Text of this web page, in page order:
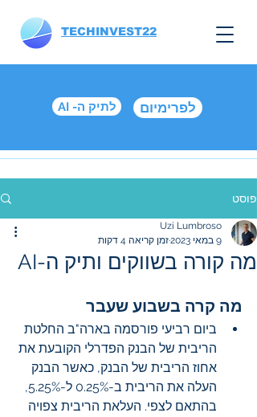
TECHINVEST22
AI -לתיק ה לפרימיום
פוסט
מה קורה בשווקים ותיק ה-AI
Uzi Lumbroso
9 במאי 2023
זמן קריאה 4 דקות
מה קרה בשבוע שעבר
ביום רביעי פורסמה בארה"ב החלטת
הריבית של הבנק הפדרלי הקובעת את
אחוז הריבית של הבנק, כאשר הבנק
העלה את הריבית ב-0.25% ל-5.25%,
בהתאם לצפי. העלאת הריבית צפויה